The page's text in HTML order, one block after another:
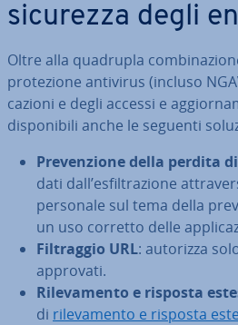
sicurezza degli
Oltre alla quadrupla
pro­te­zio­ne antivirus (incluso
ca­zio­ni e degli accessi e
di­spo­ni­bi­li anche le seguenti
Pre­ven­zio­ne della perdita
dati dall’esfil­tra­zio­ne
personale sul tema della
un uso corretto delle
Fil­trag­gio URL: autorizza
approvati.
Ri­le­va­men­to e risposta
di ri­le­va­men­to e risposta